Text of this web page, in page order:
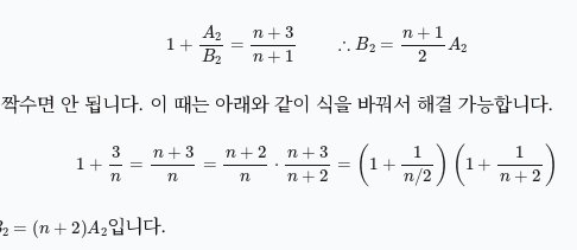
+A 2= n +3 +12 A 2
수면 안 됩니다. 이 때는 아래와 같이 식을 바꿔서 해결 가능합니다.
3n = n+ =n + 2 n 3 n (1 2 (1 1
n 입니다.